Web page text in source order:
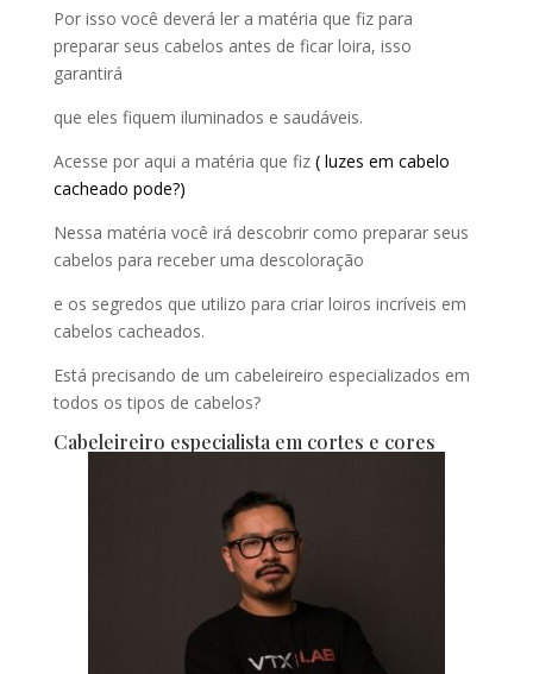
Por isso você deverá ler a matéria que fiz para
preparar seus cabelos antes de ficar loira, isso
garantirá
que eles fiquem iluminados e saudáveis.
Acesse por aqui a matéria que fiz( luzes em cabelo
cacheado pode?)
Nessa matéria você irá descobrir como preparar seus
cabelos para receber uma descoloração
e os segredos que utilizo para criar loiros incríveis em
cabelos cacheados.
Está precisando de um cabeleireiro especializados em
todos os tipos de cabelos?
Cabeleireiro especialista em cortes e cores